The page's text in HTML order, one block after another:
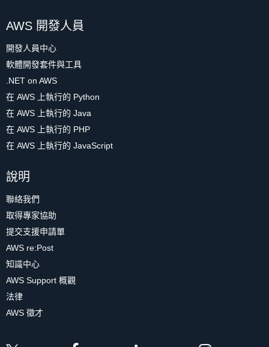
AWS 開發人員
開發人員中心
軟體開發套件與工具
.NET on AWS
在 AWS 上執行的 Python
在 AWS 上執行的 Java
在 AWS 上執行的 PHP
在 AWS 上執行的 JavaScript
說明
聯絡我們
取得專家協助
提交支援申請單
AWS re:Post
知識中心
AWS Support 概觀
法律
AWS 徵才